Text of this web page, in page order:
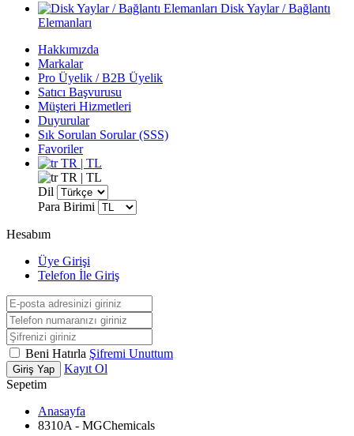
Disk Yaylar / Bağlantı
Elemanları
Hakkımızda
Markalar
Pro Üyelik / B2B Üyelik
Satıcı Başvurusu
Müşteri Hizmetleri
Duyurular
Sık Sorulan Sorular (SSS)
Favoriler
TR | TL
TR | TL
Dil
Para Birimi
Hesabım
Üye Girişi
Telefon İle Giriş
Beni Hatırla Şifremi Unuttum
Giriş Yap
Kayıt Ol
Sepetim
Anasayfa
8310A - MGChemicals